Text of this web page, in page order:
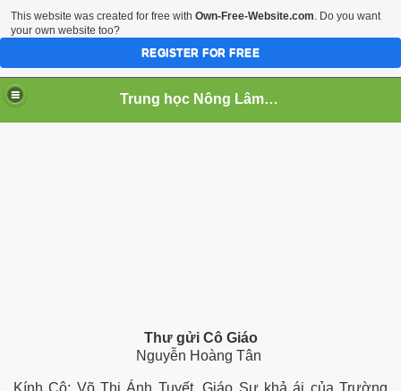
Trung học Nông Lâm Súc Cần Thơ
Thư gửi Cô Giáo
Nguyễn Hoàng Tân
Kính Cô: Võ Thị Ánh Tuyết, Giáo Sư khả ái của Trường
This website was created for free with Own-Free-Website.com. Do you want
your own website too?
REGISTER FOR FREE